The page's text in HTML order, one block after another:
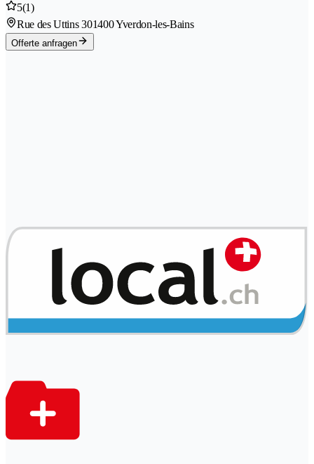
5(1)
Rue des Uttins 301400 Yverdon-les-Bains
Offerte anfragen